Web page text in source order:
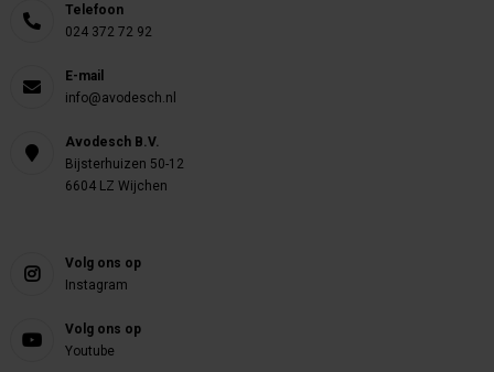
Telefoon
024 372 72 92
E-mail
info@avodesch.nl
Avodesch B.V.
Bijsterhuizen 50-12
6604 LZ Wijchen
Volg ons op
Instagram
Volg ons op
Youtube